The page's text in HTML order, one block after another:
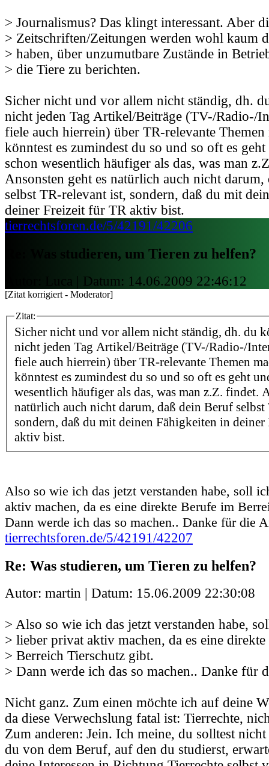
> Journalismus? Das klingt interessant. Aber
> Zeitschriften/Zeitungen werden wohl kaum
> haben, über unzumutbare Zustände in
> die Tiere zu berichten.
Sicher nicht und vor allem nicht ständig, dh.
nicht jeden Tag Artikel/Beiträge (TV-/Radio-/
fiele auch hierrein) über TR-relevante Themen
könntest es zumindest du so und so oft es
schon wesentlich häufiger als das, was man
Ansonsten geht es natürlich auch nicht
selbst TR-relevant ist, sondern, daß du mit
deiner Freizeit für TR aktiv bist.
tierrechtsforen.de/5/42191/42206
Re: Was studieren, um Tieren zu helfen?
Autor: Luca | Datum: 14.06.2009 22:46:12
[Zitat korrigiert - Moderator]
Zitat:
Sicher nicht und vor allem nicht ständig, dh. du
nicht jeden Tag Artikel/Beiträge (TV-/Radio-/
fiele auch hierrein) über TR-relevante Themen
könntest es zumindest du so und so oft es geht
wesentlich häufiger als das, was man z.Z. findet.
natürlich auch nicht darum, daß dein Beruf
sondern, daß du mit deinen Fähigkeiten in
aktiv bist.
Also so wie ich das jetzt verstanden habe, soll
aktiv machen, da es eine direkte Berufe im
Dann werde ich das so machen.. Danke für die
tierrechtsforen.de/5/42191/42207
Re: Was studieren, um Tieren zu helfen?
Autor: martin | Datum: 15.06.2009 22:30:08
> Also so wie ich das jetzt verstanden habe,
> lieber privat aktiv machen, da es eine
> Berreich Tierschutz gibt.
> Dann werde ich das so machen.. Danke für
Nicht ganz. Zum einen möchte ich auf deine
da diese Verwechslung fatal ist: Tierrechte,
Zum anderen: Jein. Ich meine, du solltest
du von dem Beruf, auf den du studierst,